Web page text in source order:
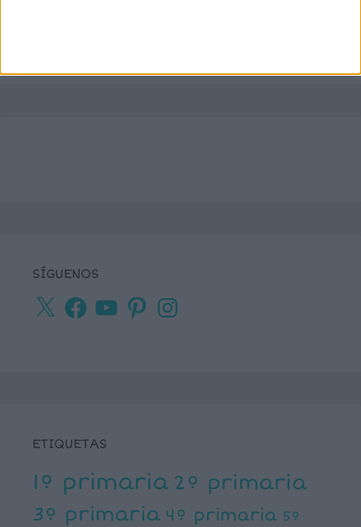
SÍGUENOS
X
Facebook
YouTubePinterestInstagram
ETIQUETAS
1º primaria 2º primaria
3º primaria 4º primaria 5º